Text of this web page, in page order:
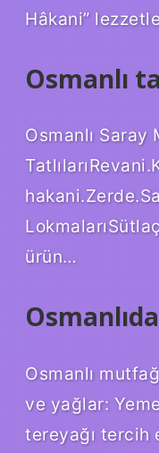
Hâkani”
Osmanlı
Osmanlı Saray
ürün…
Osmanlı
ve yağlar:
tereyağı tercih